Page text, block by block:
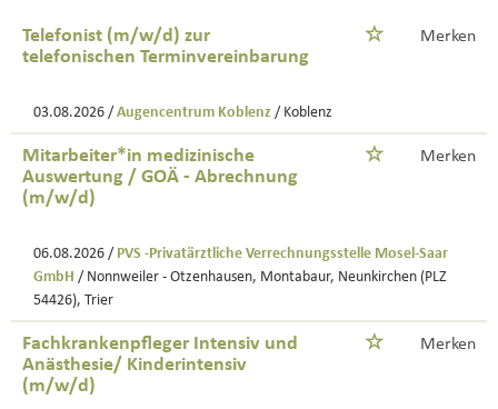
Telefonist (m/w/d) zur
telefonischen Terminvereinbarung
Merken
03.08.2026 / Augencentrum Koblenz / Koblenz
Mitarbeiter*in medizinische
Auswertung / GOÄ - Abrechnung
(m/w/d)
Merken
06.08.2026 / PVS -Privatärztliche Verrechnungsstelle Mosel-Saar
GmbH / Nonnweiler - Otzenhausen, Montabaur, Neunkirchen (PLZ
54426), Trier
Fachkrankenpfleger Intensiv und
Anästhesie/ Kinderintensiv
(m/w/d)
Merken